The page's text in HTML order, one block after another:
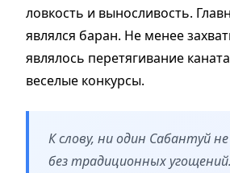
ловкость и выносливость.
являлся баран. Не менее
являлось перетягивание
веселые конкурсы.
К слову, ни один Сабантуй
без традиционных